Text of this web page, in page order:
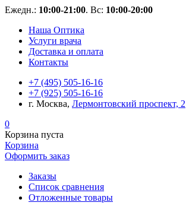
Ежедн.: 10:00-21:00. Вс: 10:00-20:00
Наша Оптика
Услуги врача
Доставка и оплата
Контакты
+7 (495) 505-16-16
+7 (925) 505-16-16
г. Москва, Лермонтовский проспект, 2
0
Корзина пуста
Корзина
Оформить заказ
Заказы
Список сравнения
Отложенные товары